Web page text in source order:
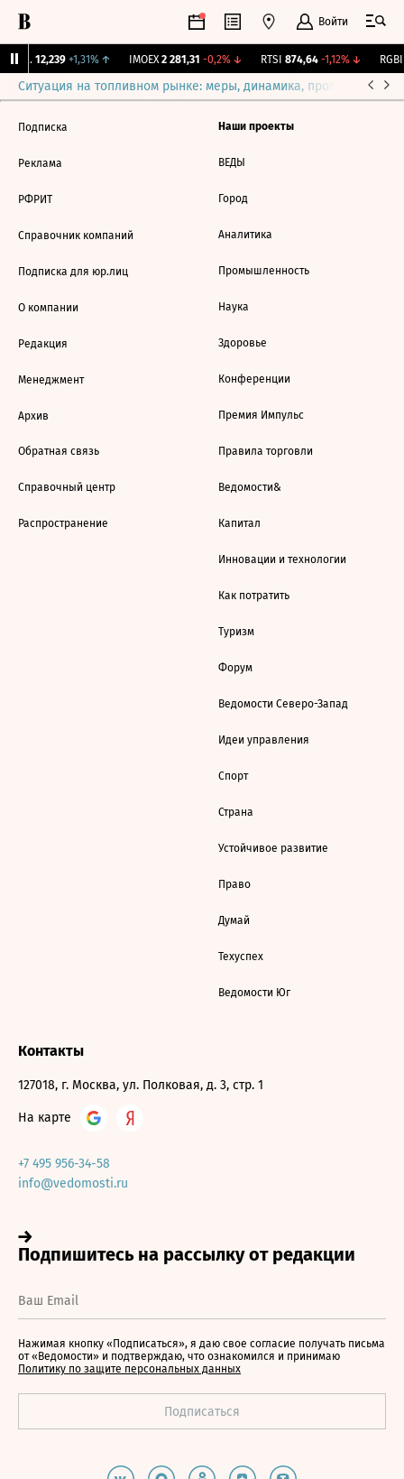
Войти
12,239 +1,31%↑ IMOEX 2 281,31 -0,2%↓ RTSI 874,64 -1,12%↓ RGBI
Ситуация на топливном рынке: меры, динамика, прогнозы
Подписка
Реклама
РФРИТ
Справочник компаний
Подписка для юр.лиц
О компании
Редакция
Менеджмент
Архив
Обратная связь
Справочный центр
Распространение
Наши проекты
ВЕДЫ
Город
Аналитика
Промышленность
Наука
Здоровье
Конференции
Премия Импульс
Правила торговли
Ведомости&
Капитал
Инновации и технологии
Как потратить
Туризм
Форум
Ведомости Северо-Запад
Идеи управления
Спорт
Страна
Устойчивое развитие
Право
Думай
Техуспех
Ведомости Юг
Контакты
127018, г. Москва, ул. Полковая, д. 3, стр. 1
На карте
+7 495 956-34-58
info@vedomosti.ru
Нажимая кнопку «Подписаться», я даю свое согласие получать письма
от «Ведомости» и подтверждаю, что ознакомился и принимаю
Политику по защите персональных данных